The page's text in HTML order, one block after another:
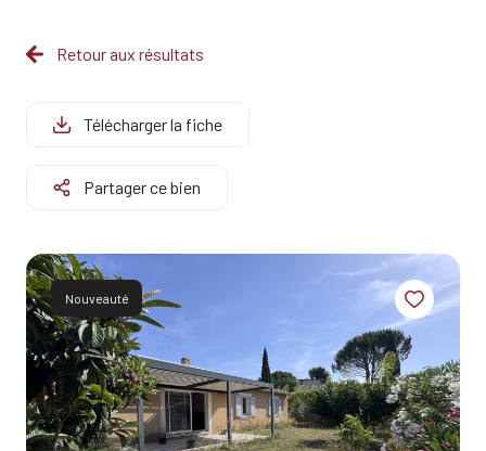
BIENS
PROFESSIONNEL
BIENS
VENDUS
ESTIMATION
ALERTE
E-MAIL
QUI
SOMMES-
NOUS?
Retour aux résultats
Télécharger la fiche
Partager ce bien
Nouveauté